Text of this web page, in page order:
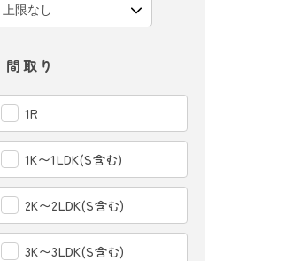
間取り
1R
1K〜1LDK(S含む)
2K〜2LDK(S含む)
3K〜3LDK(S含む)